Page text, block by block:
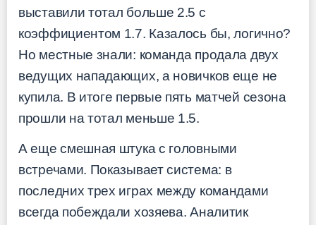
выставили тотал больше 2.5 с
коэффициентом 1.7. Казалось бы, логично?
Но местные знали: команда продала двух
ведущих нападающих, а новичков еще не
купила. В итоге первые пять матчей сезона
прошли на тотал меньше 1.5.
А еще смешная штука с головными
встречами. Показывает система: в
последних трех играх между командами
всегда побеждали хозяева. Аналитик